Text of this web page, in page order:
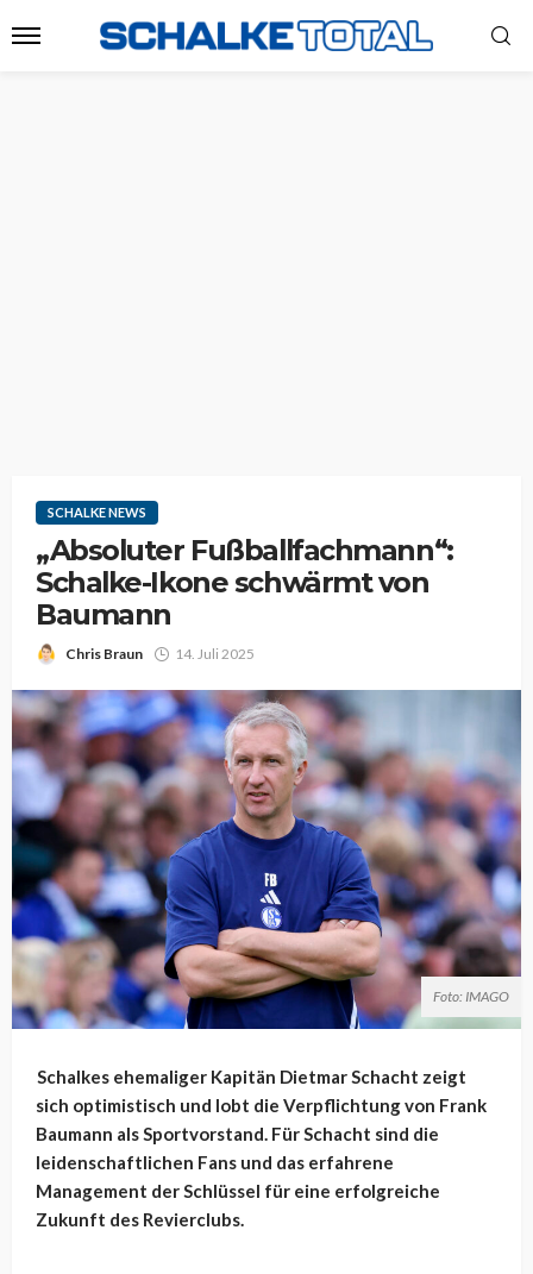
SCHALKE NEWS
„Absoluter Fußballfachmann“:
Schalke-Ikone schwärmt von
Baumann
Chris Braun 14. Juli 2025
Foto: IMAGO
Schalkes ehemaliger Kapitän Dietmar Schacht zeigt
sich optimistisch und lobt die Verpflichtung von Frank
Baumann als Sportvorstand. Für Schacht sind die
leidenschaftlichen Fans und das erfahrene
Management der Schlüssel für eine erfolgreiche
Zukunft des Revierclubs.